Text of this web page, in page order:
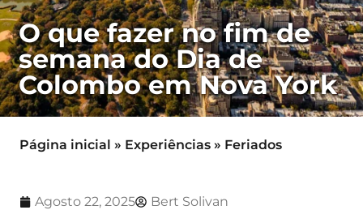
O que fazer no fim de
semana do Dia de
Colombo em Nova York
Página inicial » Experiências » Feriados
Agosto 22, 2025 Bert Solivan